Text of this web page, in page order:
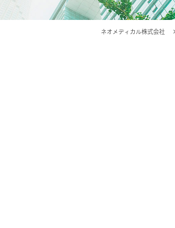
ネオメディカル株式会社